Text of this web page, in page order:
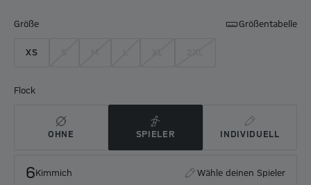
Größe Größentabelle
XS
Flock
OHNE SPIELER INDIVIDUELL
6 Kimmich Wähle deinen Spieler